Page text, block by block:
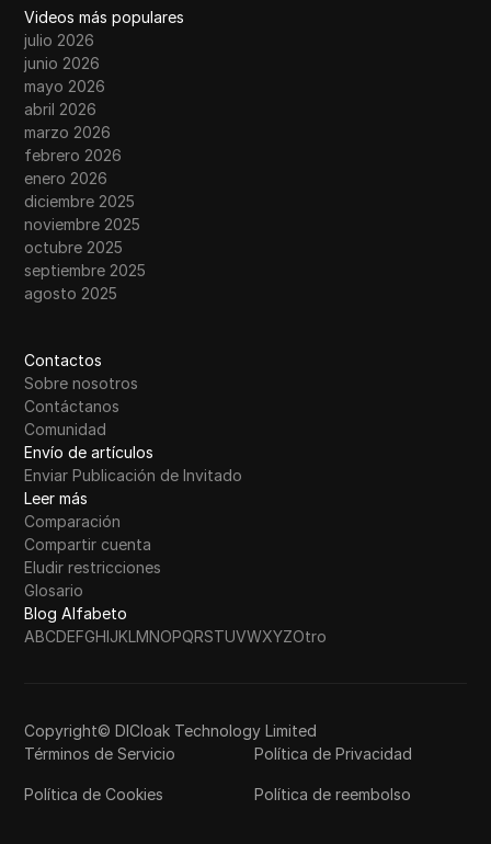
Videos más populares
julio 2026
junio 2026
mayo 2026
abril 2026
marzo 2026
febrero 2026
enero 2026
diciembre 2025
noviembre 2025
octubre 2025
septiembre 2025
agosto 2025
Contactos
Sobre nosotros
Contáctanos
Comunidad
Envío de artículos
Enviar Publicación de Invitado
Leer más
Comparación
Compartir cuenta
Eludir restricciones
Glosario
Blog Alfabeto
ABCDEFGHIJKLMNOPQRSTUVWXYZOtro
Copyright© DICloak Technology Limited
Términos de Servicio
Política de Privacidad
Política de Cookies Política de reembolso